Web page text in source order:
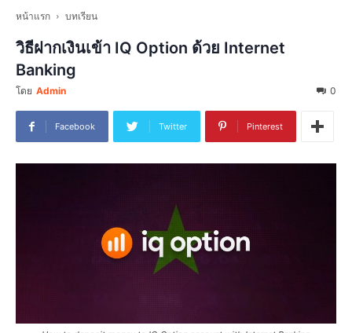
หน้าแรก บทเรียน
วิธีฝากเงินเข้า IQ Option ด้วย Internet
Banking
โดย Admin 0
Facebook Twitter Pinterest